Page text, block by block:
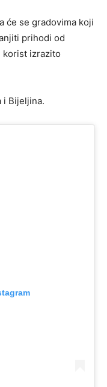
će se gradovima koji
prihodi od
korist izrazito
i Bijeljina.